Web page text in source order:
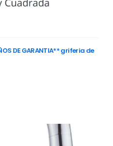
DE GARANTIA** griferia de